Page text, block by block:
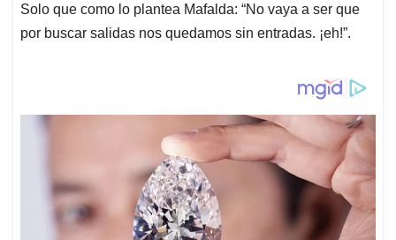
Solo que como lo plantea Mafalda: “No vaya a ser que
por buscar salidas nos quedamos sin entradas. ¡eh!”.